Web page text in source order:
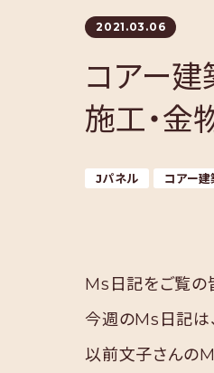
2021.03.06
コアー
施工・金
Jパネル コアー
Ms日記をご覧の
今週のMs日記は
以前文子さんの